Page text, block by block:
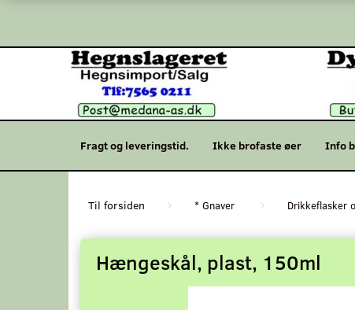
Fragt og leveringstid. Ikke brofaste øer Info
* Gnaver Drikkeflasker
Hængeskål, plast, 150ml